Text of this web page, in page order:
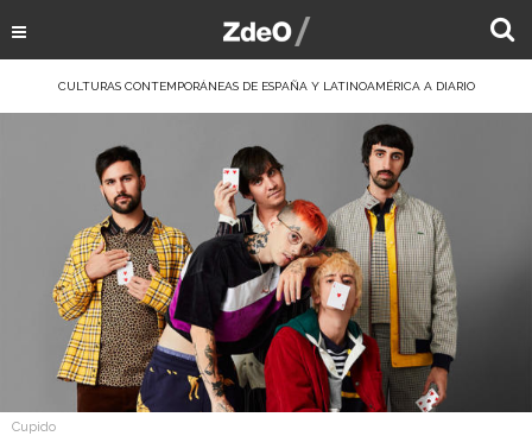
CULTURAS CONTEMPORÁNEAS DE ESPAÑA Y LATINOAMÉRICA A DIARIO
Cupido